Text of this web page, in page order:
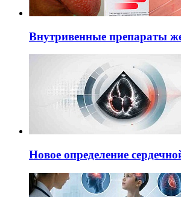
Внутривенные препараты
Новое определение